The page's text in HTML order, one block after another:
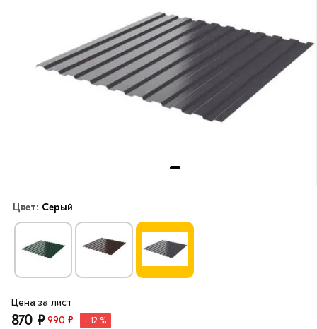
Цвет: Серый
Цена за лист
870 ₽990 ₽ - 12 %